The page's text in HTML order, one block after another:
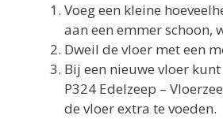
Voeg een kleine
aan een emmer schoon,
Dweil de vloer met een
Bij een nieuwe vloer
P324 Edelzeep –
de vloer extra te voeden.